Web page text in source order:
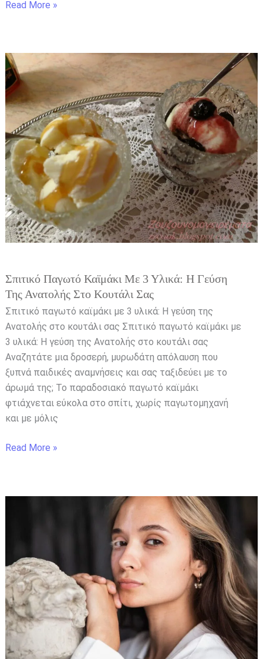
Read More »
Σπιτικό Παγωτό Καϊμάκι Με 3 Υλικά: Η Γεύση
Της Ανατολής Στο Κουτάλι Σας
Σπιτικό παγωτό καϊμάκι με 3 υλικά: Η γεύση της
Ανατολής στο κουτάλι σας Σπιτικό παγωτό καϊμάκι με
3 υλικά: Η γεύση της Ανατολής στο κουτάλι σας
Αναζητάτε μια δροσερή, μυρωδάτη απόλαυση που
ξυπνά παιδικές αναμνήσεις και σας ταξιδεύει με το
άρωμά της; Το παραδοσιακό παγωτό καϊμάκι
φτιάχνεται εύκολα στο σπίτι, χωρίς παγωτομηχανή
και με μόλις
Σπιτικό
παγωτό
καϊμάκι
με
3
υλικά:
Η
γεύση
της
Ανατολής
στο
κουτάλι
σας
Read More »
ή
όχι;